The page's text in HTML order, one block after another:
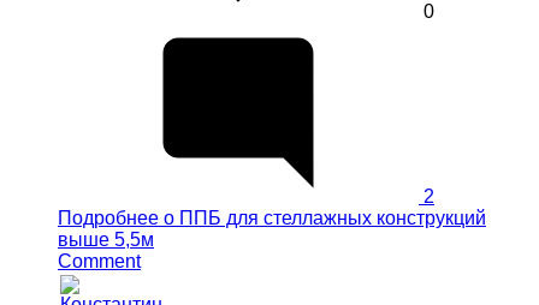
0
2
Подробнее о ППБ для стеллажных конструкций
выше 5,5м
Comment